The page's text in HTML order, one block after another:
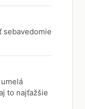
sebavedomie
to najťažšie